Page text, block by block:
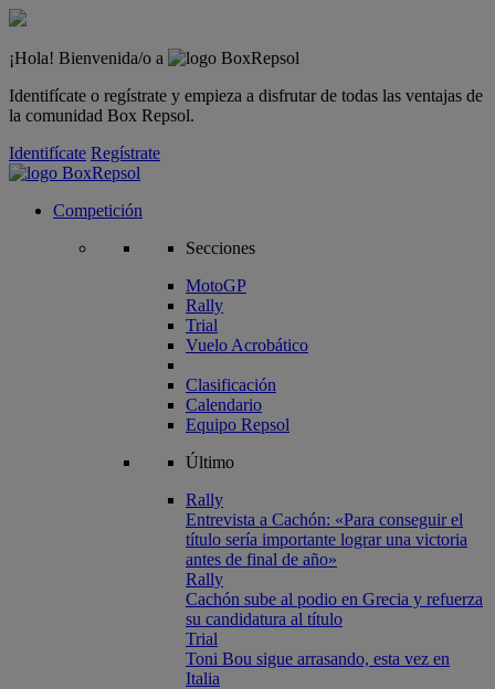
¡Hola! Bienvenida/o a
Identifícate o regístrate y empieza a disfrutar de todas las ventajas de
la comunidad Box Repsol.
Identifícate Regístrate
Competición
Secciones
MotoGP
Rally
Trial
Vuelo Acrobático
Clasificación
Calendario
Equipo Repsol
Último
Rally
Entrevista a Cachón: «Para conseguir el
título sería importante lograr una victoria
antes de final de año»
Rally
Cachón sube al podio en Grecia y refuerza
su candidatura al título
Trial
Toni Bou sigue arrasando, esta vez en
Italia